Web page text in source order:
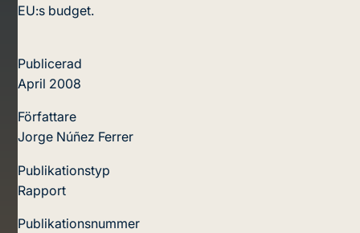
EU:s budget.
Publicerad
April 2008
Författare
Jorge Núñez Ferrer
Publikationstyp
Rapport
Publikationsnummer